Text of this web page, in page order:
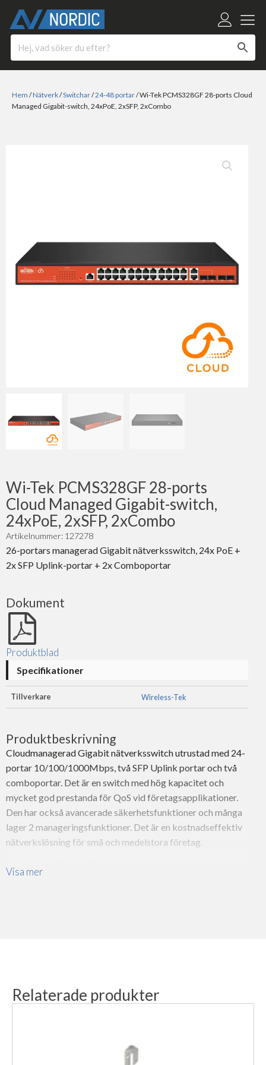
Hem /Nätverk/Switchar/24-48 portar/ Wi-Tek PCMS328GF 28-ports Cloud
Managed Gigabit-switch, 24xPoE, 2xSFP, 2xCombo
Wi-Tek PCMS328GF 28-ports
Cloud Managed Gigabit-switch,
24xPoE, 2xSFP, 2xCombo
Artikelnummer: 127278
26-portars managerad Gigabit nätverksswitch, 24x PoE +
2x SFP Uplink-portar + 2x Comboportar
Dokument
Produktblad
Specifikationer
Tillverkare Wireless-Tek
Produktbeskrivning
Cloudmanagerad Gigabit nätverksswitch utrustad med 24-
portar 10/100/1000Mbps, två SFP Uplink portar och två
comboportar. Det är en switch med hög kapacitet och
mycket god prestanda för QoS vid företagsapplikationer.
Den har också avancerade säkerhetsfunktioner och många
lager 2 manageringsfunktioner. Det är en kostnadseffektiv
nätverkslösning för små och medelstora företag.
Stöd för QVLAN. QoS och IGMP snooping för att
optimera ljud, bild, IP-telefoni och CCTV
Visa mer
Relaterade produkter